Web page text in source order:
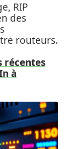
RIP
des
routeurs.
récentes
à